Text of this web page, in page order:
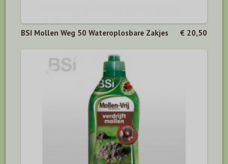
BSI Mollen Weg 50 Wateroplosbare Zakjes € 20,50